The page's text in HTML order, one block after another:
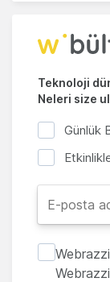
Teknoloji
Neleri size
Günlük